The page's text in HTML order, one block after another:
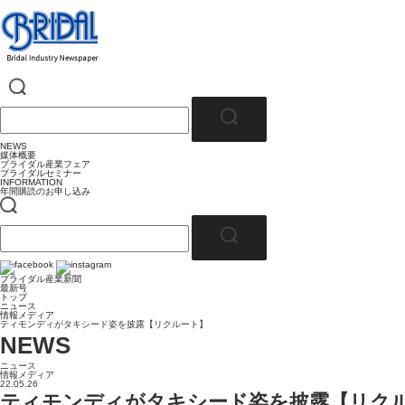
NEWS
媒体概要
ブライダル産業フェア
ブライダルセミナー
INFORMATION
年間購読のお申し込み
ブライダル産業新聞
最新号
トップ
ニュース
情報メディア
ティモンディがタキシード姿を披露【リクルート】
NEWS
ニュース
情報メディア
22.05.26